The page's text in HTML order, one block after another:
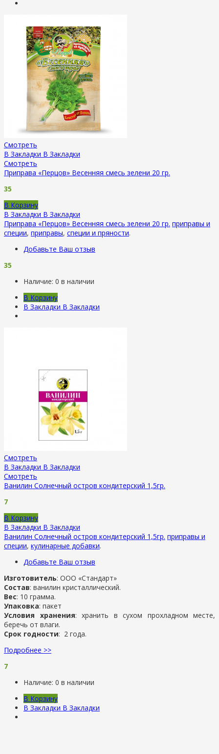
Смотреть
В Закладки В Закладки
Смотреть
Приправа «Перцов» Весенняя смесь зелени 20 гр.
35
В Корзину
В Закладки В Закладки
Приправа «Перцов» Весенняя смесь зелени 20 гр. приправы и
специи, приправы, специи и пряности.
Добавьте Ваш отзыв
35
Наличие: 0 в наличии
В Корзину
В Закладки В Закладки
Смотреть
В Закладки В Закладки
Смотреть
Ванилин Солнечный остров кондитерский 1,5гр.
7
В Корзину
В Закладки В Закладки
Ванилин Солнечный остров кондитерский 1,5гр. приправы и
специи, кулинарные добавки.
Добавьте Ваш отзыв
Изготовитель: ООО «Стандарт»
Состав: ванилин кристаллический.
Вес: 10 грамма.
Упаковка: пакет
Условия хранения: хранить в сухом прохладном месте,
беречь от влаги.
Срок годности: 2 года.
Подробнее >>
7
Наличие: 0 в наличии
В Корзину
В Закладки В Закладки